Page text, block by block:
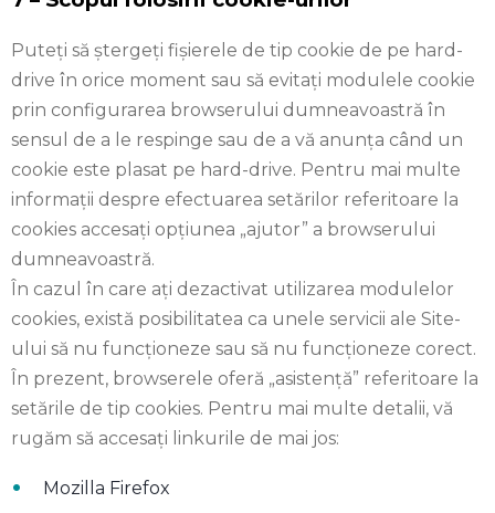
Puteți să ștergeți fișierele de tip cookie de pe hard-
drive în orice moment sau să evitați modulele cookie
prin configurarea browserului dumneavoastră în
sensul de a le respinge sau de a vă anunța când un
cookie este plasat pe hard-drive. Pentru mai multe
informații despre efectuarea setărilor referitoare la
cookies accesați opțiunea „ajutor” a browserului
dumneavoastră.
În cazul în care ați dezactivat utilizarea modulelor
cookies, există posibilitatea ca unele servicii ale Site-
ului să nu funcționeze sau să nu funcționeze corect.
În prezent, browserele oferă „asistență” referitoare la
setările de tip cookies. Pentru mai multe detalii, vă
rugăm să accesați linkurile de mai jos:
Mozilla Firefox